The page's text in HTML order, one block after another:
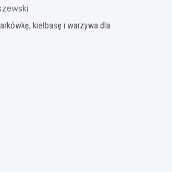
kiełbasę i warzywa dla